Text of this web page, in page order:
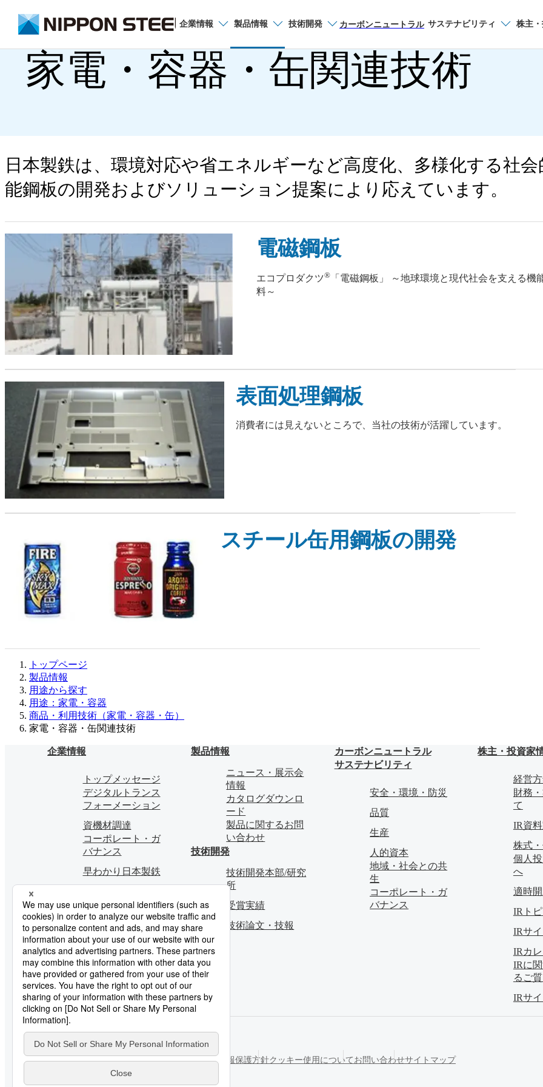
企業情報 製品情報 技術開発 カーボンニュートラル サステナビリティ 株主
サイト内検索
家電・容器・缶関連技術
日本製鉄は、環境対応や省エネルギーなど高度化、多様化する社
能鋼板の開発およびソリューション提案により応えています。
電磁鋼板
エコプロダクツ®「電磁鋼板」 ～地球環境と現代社会を支える機
料～
表面処理鋼板
消費者には見えないところで、当社の技術が活躍しています。
スチール缶用鋼板の開発
建設
トップページ
製品情報
用途から探す
用途：家電・容器
商品・利用技術（家電・容器・缶）
家電・容器・缶関連技術
企業情報
トップメッセージ
デジタルトランス
フォーメーション
資機材調達
コーポレート・ガ
バナンス
早わかり日本製鉄
製品情報
ニュース・展示会
情報
カタログダウンロ
ード
製品に関するお問
い合わせ
技術開発
技術開発本部/研究
所
受賞実績
技術論文・技報
カーボンニュートラル
サステナビリティ
安全・環境・防災
品質
生産
人的資本
地域・社会との共
生
コーポレート・ガ
バナンス
株主・投資家
経営
財務
て
IR資
株式
個人
へ
適時
IRト
IRサ
IRカ
IRに
るご
IRサ
ご利用にあたってソーシャルメディアポリシー個人情報保護方針クッキー使用について お問い合わせサイトマップ